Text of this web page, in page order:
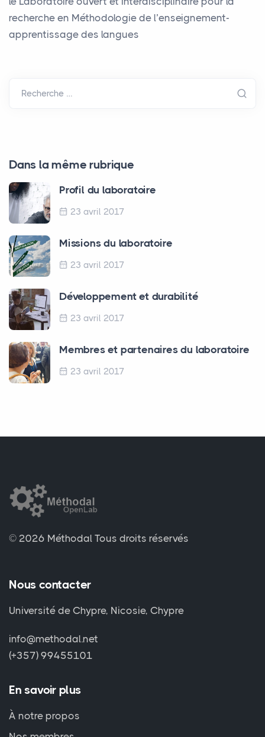
recherche en Méthodologie de l’enseignement-
apprentissage des langues
Recherche …
Dans la même rubrique
Profil du laboratoire
23 avril 2017
Missions du laboratoire
23 avril 2017
Développement et durabilité
23 avril 2017
Membres et partenaires du laboratoire
23 avril 2017
© 2026 Méthodal Tous droits réservés
Nous contacter
Université de Chypre, Nicosie, Chypre
info@methodal.net
(+357) 99455101
En savoir plus
À notre propos